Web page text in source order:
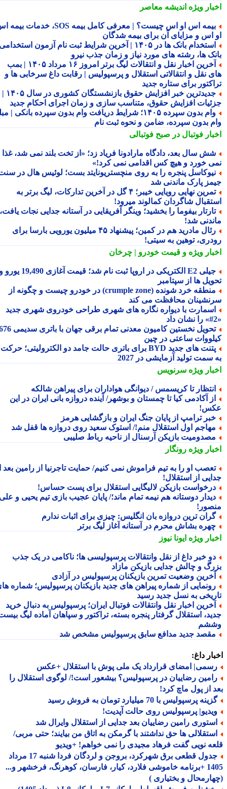
ویژهاندیشه معاصر
بیمه اس او اس چیست؟ | معرفی کامل بیمه SOS، خدمات بیمه اس
اس و مزایای آن برای بیمه شدگان
استخدام بانک ها در ۱۴۰۵ | آخرین شرایط ثبت نام آزمون استخدامی
ها، رشته های مورد نیاز و زمان جذب نیرو
آخرین اخبار نقل و انتقالات لیگ برتر امروز ۱۶ مرداد ۱۴۰۵ | بمب
نقل و انتقالاتی استقلال و پرسپولیس | رقابت داغ سرخابی ها و
برای ستاره جدید
جدیدترین خبر افزایش حقوق بازنشستگان کشوری در سال ۱۴۰۵ |
افزایش حقوق، متناسب سازی و زمان اجرای احکام جدید
وام بدون سپرده ۱۴۰۵؛ شرایط دریافت وام بدون سپرده بانکی | مبلغ
بدون سپرده، ضامن و نحوه ثبت نام
فوتبال در صبح فوتبالی
سال بعد، دادگاه مارادونا فریاد زد؛ «از تخت بلند نمی شد، غذا
خورد و هیچ کس اقدامی نمی کرد!»
پنجره را به روی منچستریونایتد بست؛ لوئیس هال در سنت
پارک ماندنی شد
تمرین نهایی رویایی خیبر؛ ۴ گل در آخرین تدارکات، لیگ برتر به
شاگردان کمالوند میرود!
بیفوما را بخشید؛ وینگر آفریقایی در آستانه جدایی نجات یافت،
شد!
رئال مادرید هم در کمین؛ پیشنهاد ۴۵ میلیون یورویی بارسا برای
توهین به سیتی!
ویژهو قیمت خودرو | چرخان
جیلی E2 الکتریکی در اروپا ثبت نام شد؛ قیمت آغازی 19,490 یورو و
ها از سپتامبر
منطقه خرد شونده (crumple zone) در خودرو چیست و چگونه از
محافظت می کند
با دیواره نگاره های شهری طراحی خودروی شهری جدید
تحویل نخستین کامیون معدنی تمام برقی جهان با باتری سدیمی 676
ساعتی در چین
پتنت های جدید BYD برای باتری حالت جامد دو الکترولیتی؛ حرکت
سمت تولید آزمایشی در 2027
ویژهسرنویس
تا کریسمس / دیوانگی هواداران برای پیراهن شالکه
آکادمی کیا تا چمستان و بوشهر/ آینده دروازه بانی ایران در این
ترامپ از پایان جنگ ایران و بازگشایی هرمز
اول استقلال منم!/ استوک سعید روی دروازه ها قفل شد
بازیکن آرسنال از ناحیه رباط صلیبی
ویژهرونگار
او را به تیم فراموش نمی کنیم/ حمایت تاجرنیا از رامین بعد از
از استقلال!
بازیکن لالیگایی استقلال برای پست حساس!
دوستانه هم نیمه تمام ماند؛/ پایان عجیب بازی تیم یحیی و علی
ترین دروازه بان انگلیس: چیزی برای اثبات ندارم
بشاش محرم در آستانه آغاز لیگ برتر
ویژهایونا نیوز
خبر داغ از نقل وانتقالات پرسپولیسی ها؛ ناکامی در یک جذب
و چالش جدایی بازیکن مازاد
وضعیت تمرین بازیکنان پرسپولیس در آزادی
از شماره پیراهن های جدید بازیکنان پرسپولیس؛ شماره های
به نسل جدید رسید
اخبار نقل وانتقالات فوتبال ایران؛ پرسپولیس به دنبال خرید
استقلال گرفتار پنجره بسته، تراکتور و سپاهان آماده لیگ بیست
جدید مدافع سابق پرسپولیس مشخص شد
داغ:
امضای قرارداد یک ملی پوش با استقلال +عکس
رضاییان در پرسپولیس؟ بیشعور است!/ لوگوی استقلال را
از پول ماچ کرد!
پرسپولیس با 70 میلیارد تومان به فروش رسید
پرسپولیس روی حالت آپدیت!
رامین رضاییان بعد جدایی از استقلال وایرال شد
ها حق نداشتند با گرمکن به اتاق من بیایند؛ حتی مربی/
نویی گفت فرهاد مجیدی را نمی خواهم! +ویدیو
جدول قطعی برق شهرکرد، بروجن و لردگان فردا شنبه 17 مرداد
1405 +برنامه خاموشی فلارد، کیار، فارسان، کوهرنگ، فرخشهر و...
و بختیاری )